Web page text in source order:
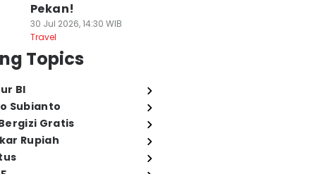
Pekan!
30 Jul 2026, 14:30 WIB
Travel
Topics
BI
Subianto
Gratis
Rupiah